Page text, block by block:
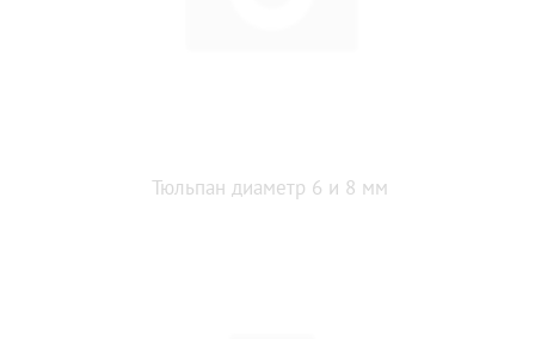
Тюльпан диаметр 6 и 8 мм